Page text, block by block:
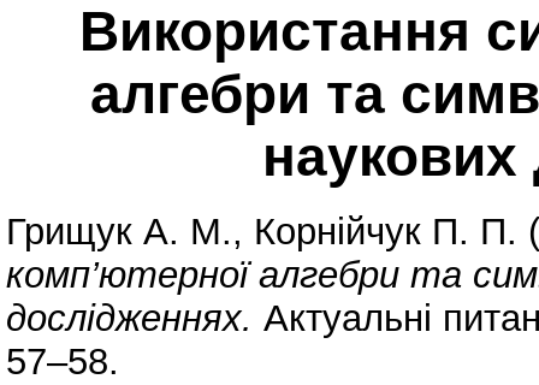
Використання
алгебри та
наукових
Грищук А. М., Корнійчук П. П.
комп’ютерної алгебри та
дослідженнях. Актуальні
57–58.